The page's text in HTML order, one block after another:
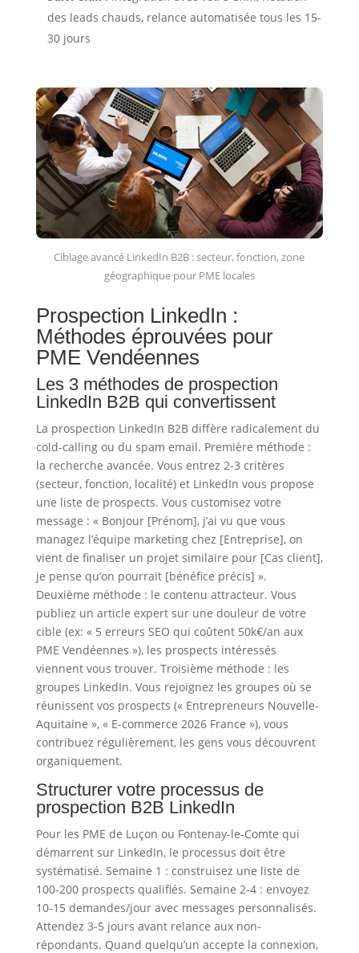
des leads chauds, relance automatisée tous les 15-
30 jours
Ciblage avancé LinkedIn B2B : secteur, fonction, zone
géographique pour PME locales
Prospection LinkedIn :
Méthodes éprouvées pour
PME Vendéennes
Les 3 méthodes de prospection
LinkedIn B2B qui convertissent
La prospection LinkedIn B2B diffère radicalement du
cold-calling ou du spam email. Première méthode :
la recherche avancée. Vous entrez 2-3 critères
(secteur, fonction, localité) et LinkedIn vous propose
une liste de prospects. Vous customisez votre
message : « Bonjour [Prénom], j’ai vu que vous
managez l’équipe marketing chez [Entreprise], on
vient de finaliser un projet similaire pour [Cas client],
je pense qu’on pourrait [bénéfice précis] ».
Deuxième méthode : le contenu attracteur. Vous
publiez un article expert sur une douleur de votre
cible (ex: « 5 erreurs SEO qui coûtent 50k€/an aux
PME Vendéennes »), les prospects intéressés
viennent vous trouver. Troisième méthode : les
groupes LinkedIn. Vous rejoignez les groupes où se
réunissent vos prospects (« Entrepreneurs Nouvelle-
Aquitaine », « E-commerce 2026 France »), vous
contribuez régulièrement, les gens vous découvrent
organiquement.
Structurer votre processus de
prospection B2B LinkedIn
Pour les PME de Luçon ou Fontenay-le-Comte qui
démarrent sur LinkedIn, le processus doit être
systématisé. Semaine 1 : construisez une liste de
100-200 prospects qualifiés. Semaine 2-4 : envoyez
10-15 demandes/jour avec messages personnalisés.
Attendez 3-5 jours avant relance aux non-
répondants. Quand quelqu’un accepte la connexion,